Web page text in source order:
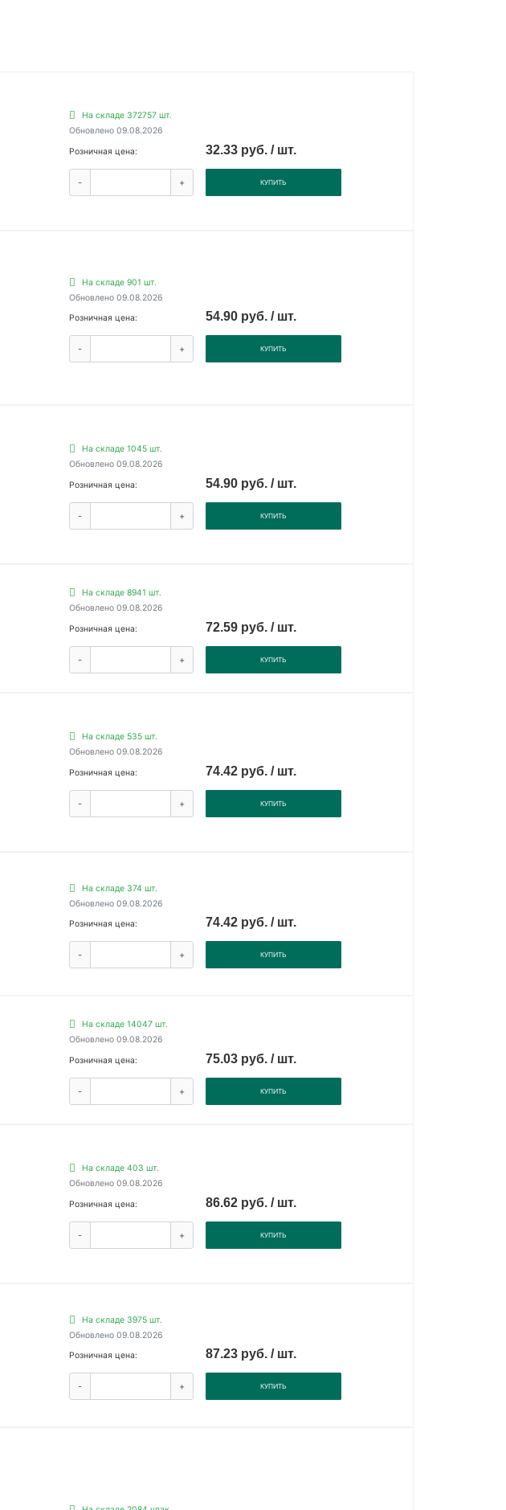
На складе 372757 шт.
Обновлено 09.08.2026
Розничная цена:
32.33 руб. / шт.
- + КУПИТЬ
На складе 901 шт.
Обновлено 09.08.2026
Розничная цена:
54.90 руб. / шт.
- + КУПИТЬ
На складе 1045 шт.
Обновлено 09.08.2026
Розничная цена:
54.90 руб. / шт.
- + КУПИТЬ
На складе 8941 шт.
Обновлено 09.08.2026
Розничная цена:
72.59 руб. / шт.
- + КУПИТЬ
На складе 535 шт.
Обновлено 09.08.2026
Розничная цена:
74.42 руб. / шт.
- + КУПИТЬ
На складе 374 шт.
Обновлено 09.08.2026
Розничная цена:
74.42 руб. / шт.
- + КУПИТЬ
На складе 14047 шт.
Обновлено 09.08.2026
Розничная цена:
75.03 руб. / шт.
- + КУПИТЬ
На складе 403 шт.
Обновлено 09.08.2026
Розничная цена:
86.62 руб. / шт.
- + КУПИТЬ
На складе 3975 шт.
Обновлено 09.08.2026
Розничная цена:
87.23 руб. / шт.
- + КУПИТЬ